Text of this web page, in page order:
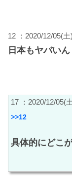
12 ：2020/12/05(
日本もヤバい
17 ：2020/12/05(
>>12
具体的にどこ